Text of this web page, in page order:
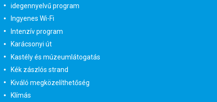
idegennyelvű program
Ingyenes Wi-Fi
Intenzív program
Karácsonyi út
Kastély és múzeumlátogatás
Kék zászlós strand
Kiváló megközelíthetőség
Klímás